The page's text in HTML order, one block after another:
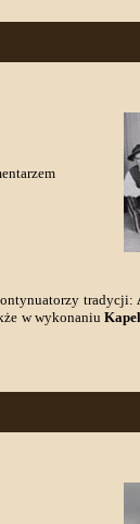
tradycji:
w wykonaniu